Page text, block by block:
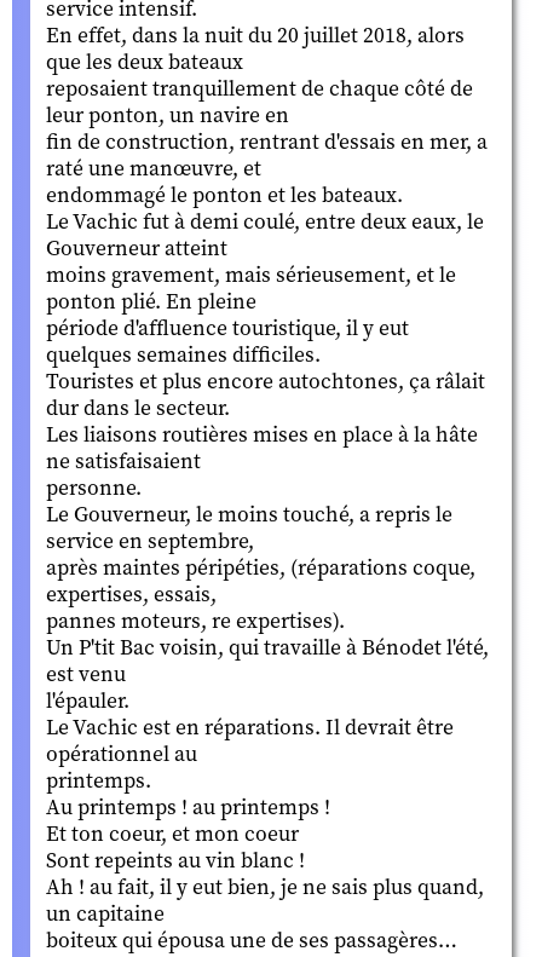
service intensif.
En effet, dans la nuit du 20 juillet 2018, alors
que les deux bateaux
reposaient tranquillement de chaque côté de
leur ponton, un navire en
fin de construction, rentrant d'essais en mer, a
raté une manœuvre, et
endommagé le ponton et les bateaux.
Le Vachic fut à demi coulé, entre deux eaux, le
Gouverneur atteint
moins gravement, mais sérieusement, et le
ponton plié. En pleine
période d'affluence touristique, il y eut
quelques semaines difficiles.
Touristes et plus encore autochtones, ça râlait
dur dans le secteur.
Les liaisons routières mises en place à la hâte
ne satisfaisaient
personne.
Le Gouverneur, le moins touché, a repris le
service en septembre,
après maintes péripéties, (réparations coque,
expertises, essais,
pannes moteurs, re expertises).
Un P'tit Bac voisin, qui travaille à Bénodet l'été,
est venu
l'épauler.
Le Vachic est en réparations. Il devrait être
opérationnel au
printemps.
Au printemps ! au printemps !
Et ton coeur, et mon coeur
Sont repeints au vin blanc !
Ah ! au fait, il y eut bien, je ne sais plus quand,
un capitaine
boiteux qui épousa une de ses passagères…